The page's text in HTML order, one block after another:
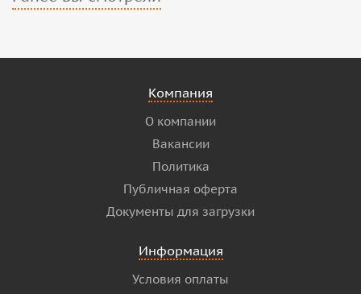
Компания
О компании
Вакансии
Политика
Публичная оферта
Документы для загрузки
Информация
Условия оплаты